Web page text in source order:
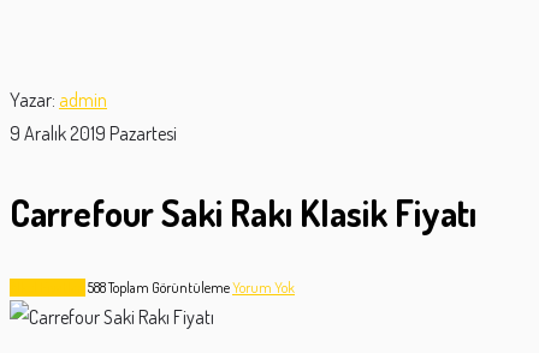
Yazar: admin
9 Aralık 2019 Pazartesi
Carrefour Saki Rakı Klasik Fiyatı
588Toplam GörüntülemeYorum Yok